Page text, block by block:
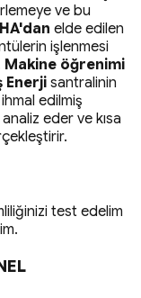
ve bu
elde edilen
işlenmesi
Makine öğrenimi
Enerjisantralinin
edilmiş
eder ve kısa
test edelim